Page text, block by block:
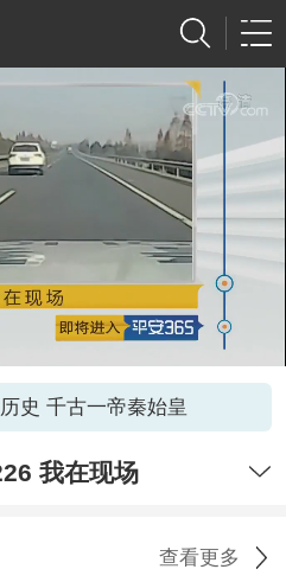
史 千古一帝秦始皇
我在现场
查看更多